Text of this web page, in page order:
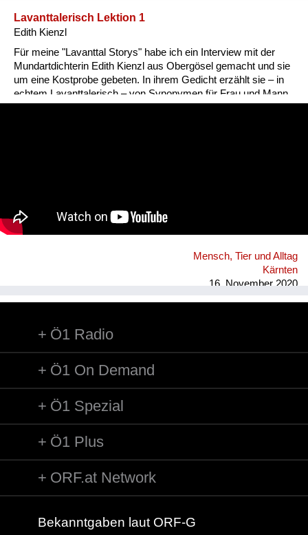
Lavanttalerisch Lektion 1
Edith Kienzl
Für meine "Lavanttal Storys" habe ich ein Interview mit der
Mundartdichterin Edith Kienzl aus Obergösel gemacht und sie
um eine Kostprobe gebeten. In ihrem Gedicht erzählt sie – in
echtem Lavanttalerisch – von Synonymen für Frau und Mann.
Mensch, Tier und Alltag
Kärnten
16. November 2020
Ö1 Radio
Ö1 On Demand
Ö1 Spezial
Ö1 Plus
ORF.at Network
Bekanntgaben laut ORF-G